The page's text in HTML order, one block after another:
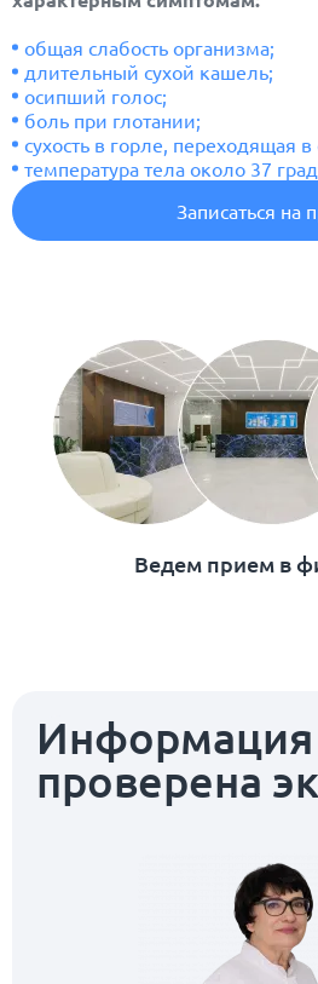
Ведем прием в
общая слабость организма;
длительный сухой кашель;
осипший голос;
боль при глотании;
сухость в горле, переходящая
температура тела около 37
Записаться на
Информация
проверена